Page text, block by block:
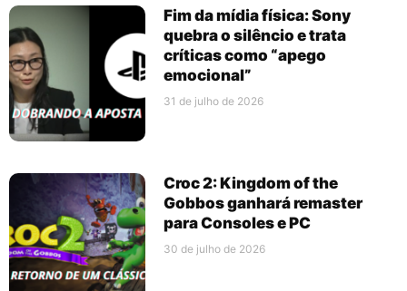
Fim da mídia física: Sony
quebra o silêncio e trata
críticas como “apego
emocional”
31 de julho de 2026
Croc 2: Kingdom of the
Gobbos ganhará remaster
para Consoles e PC
30 de julho de 2026